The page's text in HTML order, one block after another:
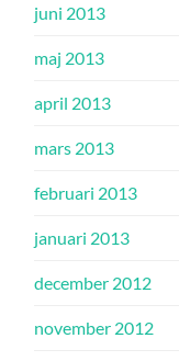
juni 2013
maj 2013
april 2013
mars 2013
februari 2013
januari 2013
december 2012
november 2012